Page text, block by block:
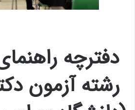
دفترچه
رشته آزمون دکتری